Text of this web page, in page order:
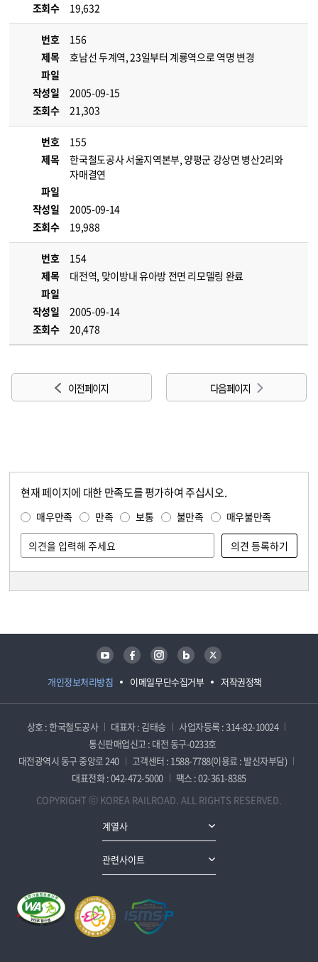
조회수
19,632
번호
156
제목
호남선 두계역, 23일부터 계룡역으로 역명 변경
파일
작성일
2005-09-15
조회수
21,303
번호
155
제목
한국철도공사 서울지역본부, 양평군 강상면 병산2리와
자매결연
파일
작성일
2005-09-14
조회수
19,988
번호
154
제목
대전역, 맞이방내 유아방 전면 리모델링 완료
파일
작성일
2005-09-14
조회수
20,478
이전 페이지 다음 페이지
현재 페이지에 대한 만족도를 평가하여 주십시오.
매우만족 만족 보통 불만족 매우불만족
개인정보처리방침 이메일무단수집거부 저작권정책
유튜브 페이스북 인스타그램 블로그 트위터
상호 : 한국철도공사 대표자 : 김태승
사업자등록 : 314-82-10024
통신판매업신고 : 대전 동구-0233호
대전광역시 동구 중앙로 240
고객센터 : 1588-7788(이용료 : 발신자부담)
대표전화 : 042-472-5000
팩스 : 02-361-8385
COPYRIGHT ⓒ KOREA RAILROAD. ALL RIGHTS RESERVED.
계열사
관련사이트